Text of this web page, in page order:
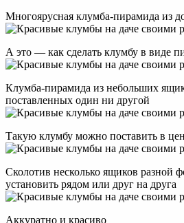
Многоярусная клумба-пирамида из
А это — как сделать клумбу в виде
Клумба-пирамида из небольших
поставленных один ни другой
Такую клумбу можно поставить в
Сколотив несколько ящиков разной
установить рядом или друг на друга
Аккуратно и красиво